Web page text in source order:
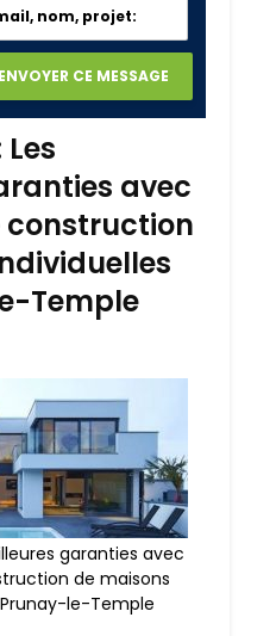
avec
Temple
garanties avec
de maisons
le-Temple